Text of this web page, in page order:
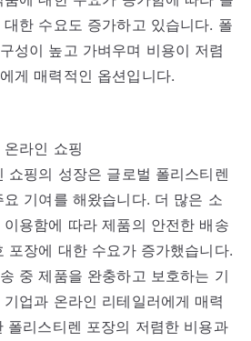
한 수요도 증가하고 있습니다. 폴
성이 높고 가벼우며 비용이 저렴
게 매력적인 옵션입니다.
라인 쇼핑
쇼핑의 성장은 글로벌 폴리스티렌
기여를 해왔습니다. 더 많은 소
용함에 따라 제품의 안전한 배송
포장에 대한 수요가 증가했습니다.
중 제품을 완충하고 보호하는 기
업과 온라인 리테일러에게 매력
폴리스티렌 포장의 저렴한 비용과